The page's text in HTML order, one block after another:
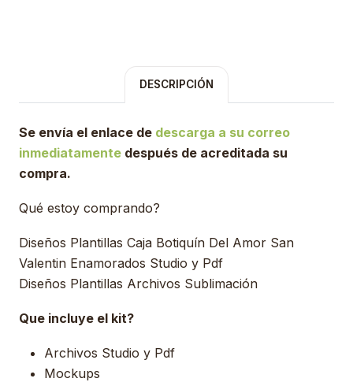
DESCRIPCIÓN
Se envía el enlace de descarga a su correo
inmediatamente después de acreditada su
compra.
Qué estoy comprando?
Diseños Plantillas Caja Botiquín Del Amor San
Valentin Enamorados Studio y Pdf
Diseños Plantillas Archivos Sublimación
Que incluye el kit?
Archivos Studio y Pdf
Mockups